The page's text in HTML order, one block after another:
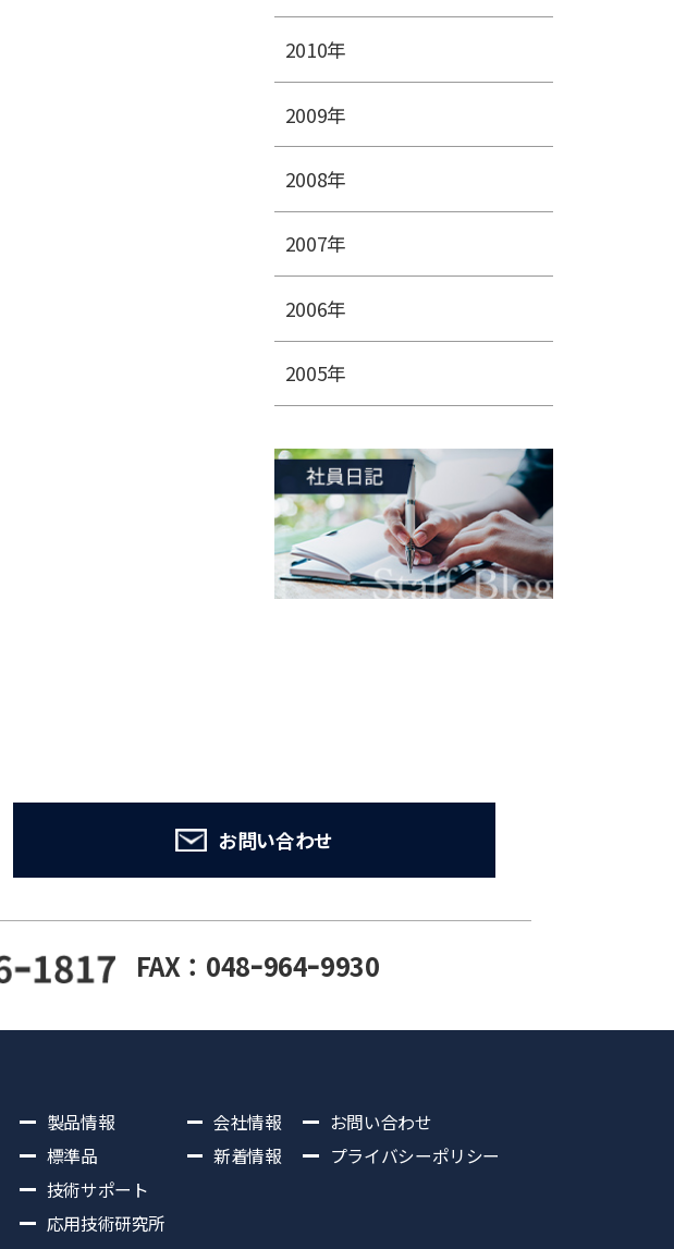
2010年
2009年
2008年
2007年
2006年
2005年
お問い合わせ
FAX：048ｰ964ｰ9930
製品情報
標準品
技術サポート
応用技術研究所
会社情報
新着情報
お問い合わせ
プライバシーポリシー